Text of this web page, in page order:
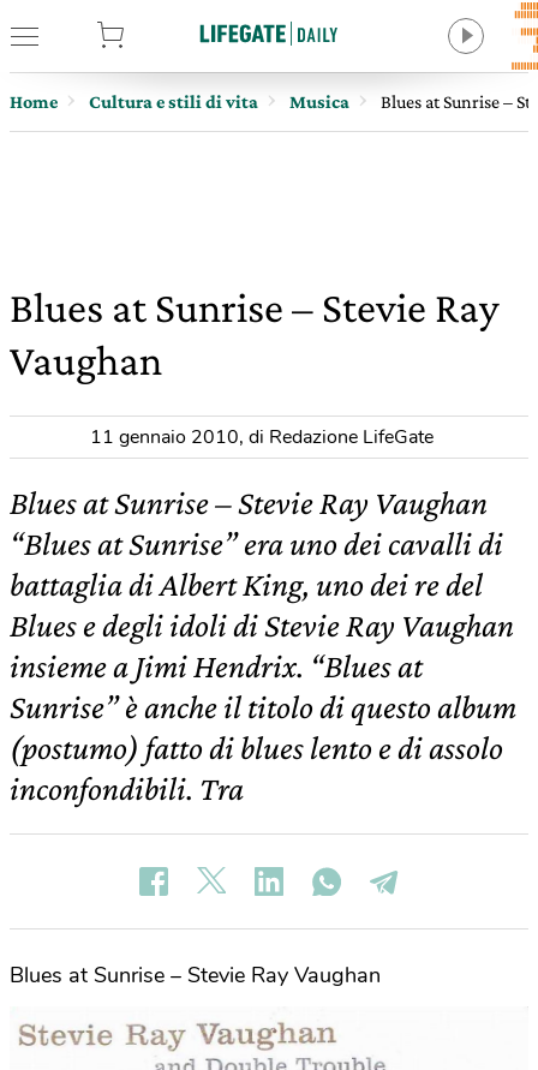
Home Cultura e stili di vita Musica Blues at Sunrise –
Blues at Sunrise – Stevie Ray
Vaughan
11 gennaio 2010, di Redazione LifeGate
Blues at Sunrise – Stevie Ray Vaughan
“Blues at Sunrise” era uno dei cavalli di
battaglia di Albert King, uno dei re del
Blues e degli idoli di Stevie Ray Vaughan
insieme a Jimi Hendrix. “Blues at
Sunrise” è anche il titolo di questo album
(postumo) fatto di blues lento e di assolo
inconfondibili. Tra
Blues at Sunrise – Stevie Ray Vaughan